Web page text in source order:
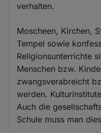
verhalten.
Moscheen, Kirchen,
Tempel sowie
Religionsunterrichte
Menschen bzw.
zwangsverabreicht
werden.
Auch die
Schule muss man